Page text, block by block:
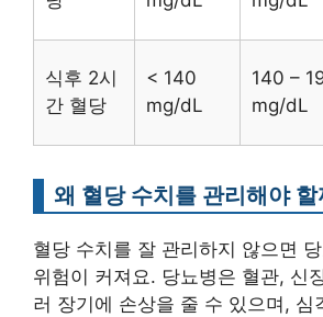
식후 2시
간 혈당
< 140
mg/dL
140 –
mg/dL
왜 혈당 수치를 관리해야 할
혈당 수치를 잘 관리하지 않으면
위험이 커져요. 당뇨병은 혈관, 신
러 장기에 손상을 줄 수 있으며, 심